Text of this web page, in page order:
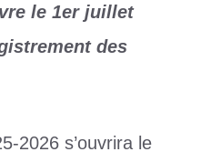
le 1er juillet
des
2026 s’ouvrira le